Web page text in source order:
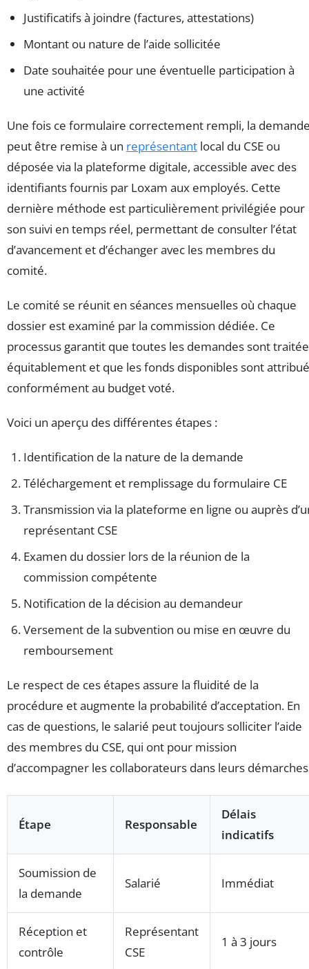
Justificatifs à joindre (factures, attestations)
Montant ou nature de l’aide sollicitée
Date souhaitée pour une éventuelle participation à
une activité
Une fois ce formulaire correctement rempli, la
peut être remise à un représentant local du CSE ou
déposée via la plateforme digitale, accessible avec des
identifiants fournis par Loxam aux employés. Cette
dernière méthode est particulièrement privilégiée pour
son suivi en temps réel, permettant de consulter l’état
d’avancement et d’échanger avec les membres du
comité.
Le comité se réunit en séances mensuelles où chaque
dossier est examiné par la commission dédiée. Ce
processus garantit que toutes les demandes sont
équitablement et que les fonds disponibles sont
conformément au budget voté.
Voici un aperçu des différentes étapes :
Identification de la nature de la demande
Téléchargement et remplissage du formulaire CE
Transmission via la plateforme en ligne ou auprès
représentant CSE
Examen du dossier lors de la réunion de la
commission compétente
Notification de la décision au demandeur
Versement de la subvention ou mise en œuvre du
remboursement
Le respect de ces étapes assure la fluidité de la
procédure et augmente la probabilité d’acceptation. En
cas de questions, le salarié peut toujours solliciter l’aide
des membres du CSE, qui ont pour mission
d’accompagner les collaborateurs dans leurs
Étape Responsable
Délais
indicatifs
Soumission de
la demande
Salarié Immédiat
Réception et
contrôle
Représentant
CSE
1 à 3 jours